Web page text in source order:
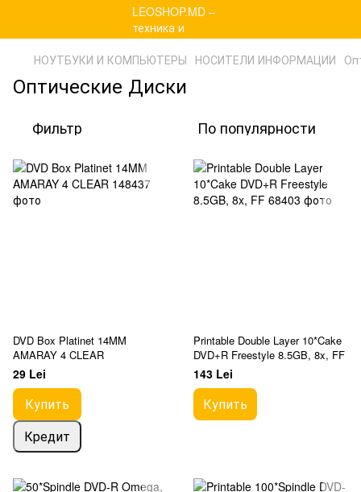
НОУТБУКИ И КОМПЬЮТЕРЫ НОСИТЕЛИ ИНФОРМАЦИИ
Оптические Диски
Фильтр По популярности
DVD Box Platinet 14MM
AMARAY 4 CLEAR
29 Lei
Купить
Кредит
Printable Double Layer 10*Cake
DVD+R Freestyle 8.5GB, 8x, FF
143 Lei
Купить